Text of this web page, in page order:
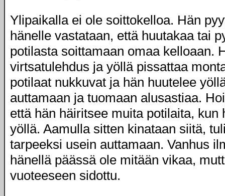
Ylipaikalla ei ole soittokelloa. Hän
hänelle vastataan, että huutakaa tai
potilasta soittamaan omaa kelloaan.
virtsatulehdus ja yöllä pissattaa
potilaat nukkuvat ja hän huutelee
auttamaan ja tuomaan alusastiaa.
että hän häiritsee muita potilaita, kun
yöllä. Aamulla sitten kinataan siitä,
tarpeeksi usein auttamaan. Vanhus
hänellä päässä ole mitään vikaa,
vuoteeseen sidottu.